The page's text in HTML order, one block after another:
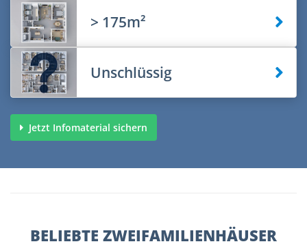
> 175m²
Unschlüssig
Jetzt Infomaterial sichern
BELIEBTE ZWEIFAMILIENHÄUSER